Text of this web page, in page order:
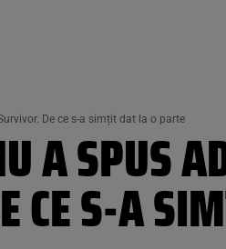
De ce s-a simțit dat la o parte
A SPUS
CE S-A